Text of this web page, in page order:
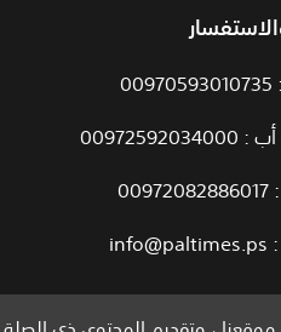
info@paltimes.ps